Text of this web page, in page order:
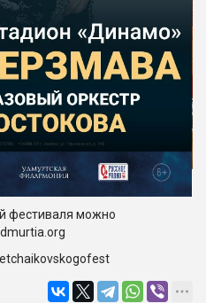
фестиваля можно